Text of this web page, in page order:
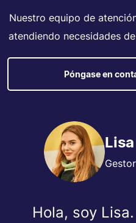
Nuestro equipo de
atendiendo necesidades
Póngase en
Hola, soy